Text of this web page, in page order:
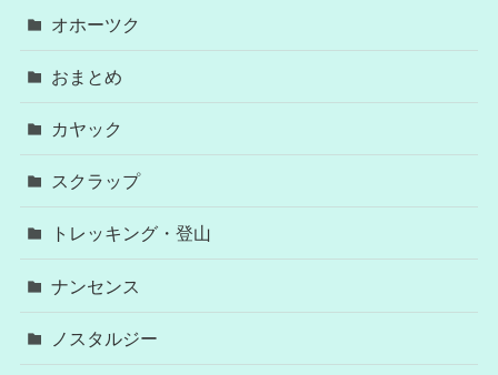
オホーツク
おまとめ
カヤック
スクラップ
トレッキング・登山
ナンセンス
ノスタルジー